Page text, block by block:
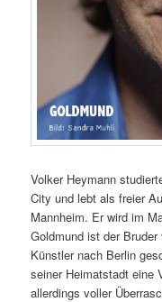
Volker Heymann
City und lebt als freier
Mannheim. Er wird im
Goldmund ist der
Künstler nach Berlin
seiner Heimatstadt eine
allerdings voller